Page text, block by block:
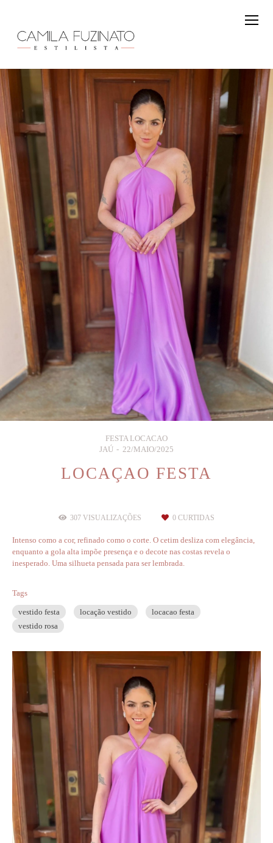
FESTA LOCACAO
JAÚ
22/MAIO/2025
LOCAÇAO FESTA
307 VISUALIZAÇÕES 0 CURTIDAS
Intenso como a cor, refinado como o corte. O cetim desliza com elegância,
enquanto a gola alta impõe presença e o decote nas costas revela o
inesperado. Uma silhueta pensada para ser lembrada.
Tags
vestido festa locação vestido
locacao festa
vestido rosa